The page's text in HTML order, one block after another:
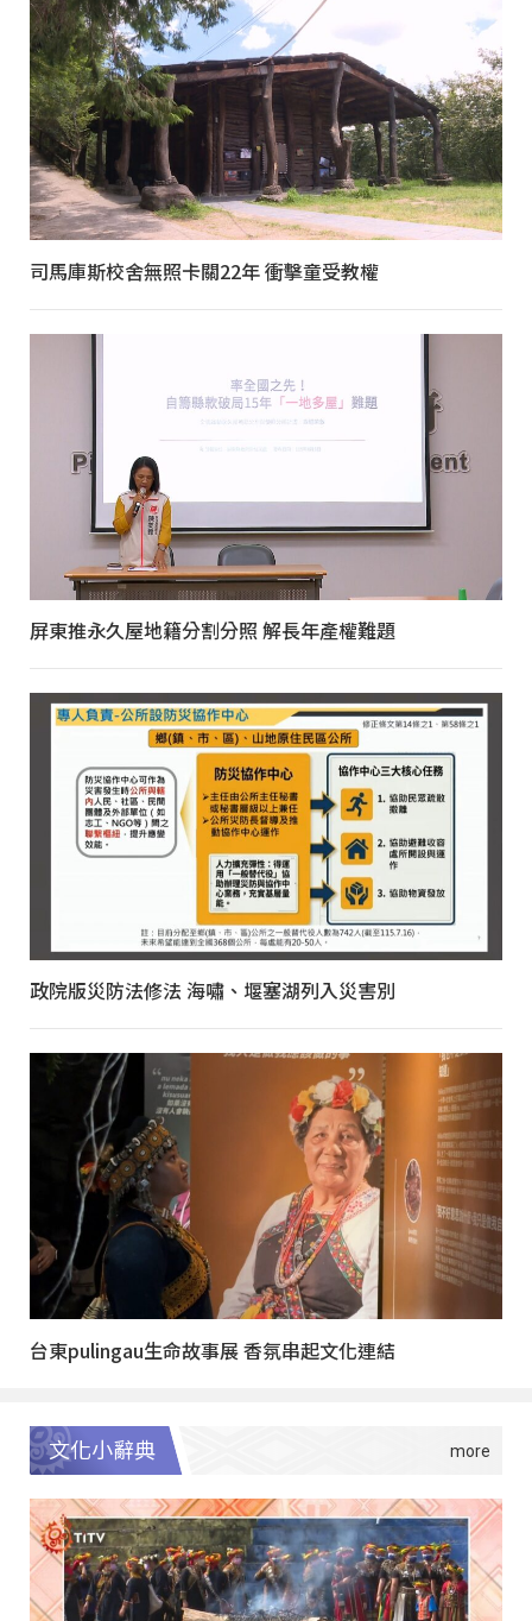
司馬庫斯校舍無照卡關22年 衝擊童受教權
屏東推永久屋地籍分割分照 解長年產權難題
政院版災防法修法 海嘯、堰塞湖列入災害別
台東pulingau生命故事展 香氛串起文化連結
文化小辭典